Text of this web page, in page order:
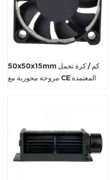
50x50x15mm كم / كرة تحمل
مروحة محورية مع CE المعتمدة